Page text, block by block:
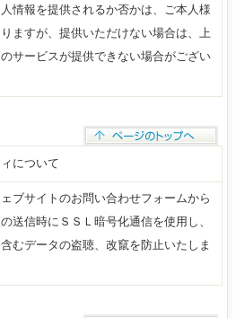
情報を提供されるか否かは、ご本人様
ますが、提供いただけない場合は、上
サービスが提供できない場合がござい
について
ブサイトのお問い合わせフォームから
送信時にＳＳＬ暗号化通信を使用し、
むデータの盗聴、改竄を防止いたしま